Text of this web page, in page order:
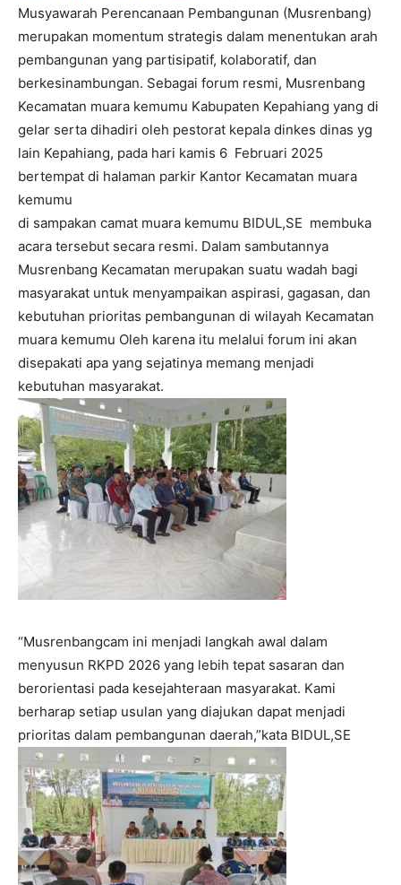
Musyawarah Perencanaan Pembangunan (Musrenbang)
merupakan momentum strategis dalam menentukan arah
pembangunan yang partisipatif, kolaboratif, dan
berkesinambungan. Sebagai forum resmi, Musrenbang
Kecamatan muara kemumu Kabupaten Kepahiang yang di
gelar serta dihadiri oleh pestorat kepala dinkes dinas yg
lain Kepahiang, pada hari kamis 6 Februari 2025
bertempat di halaman parkir Kantor Kecamatan muara
kemumu
di sampakan camat muara kemumu BIDUL,SE membuka
acara tersebut secara resmi. Dalam sambutannya
Musrenbang Kecamatan merupakan suatu wadah bagi
masyarakat untuk menyampaikan aspirasi, gagasan, dan
kebutuhan prioritas pembangunan di wilayah Kecamatan
muara kemumu Oleh karena itu melalui forum ini akan
disepakati apa yang sejatinya memang menjadi
kebutuhan masyarakat.
“Musrenbangcam ini menjadi langkah awal dalam
menyusun RKPD 2026 yang lebih tepat sasaran dan
berorientasi pada kesejahteraan masyarakat. Kami
berharap setiap usulan yang diajukan dapat menjadi
prioritas dalam pembangunan daerah,”kata BIDUL,SE